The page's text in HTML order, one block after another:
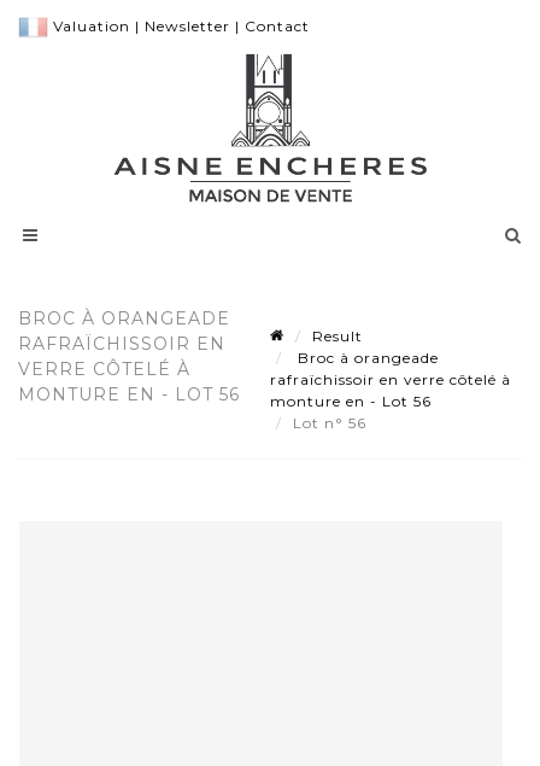
Valuation | Newsletter | Contact
BROC À ORANGEADE
RAFRAÏCHISSOIR EN
VERRE CÔTELÉ À
MONTURE EN - LOT 56
Result
Broc à orangeade
rafraïchissoir en verre côtelé à
monture en - Lot 56
Lot n° 56